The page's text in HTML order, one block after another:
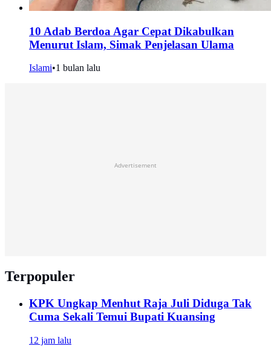
10 Adab Berdoa Agar Cepat Dikabulkan
Menurut Islam, Simak Penjelasan Ulama
Islami•1 bulan lalu
Advertisement
Terpopuler
KPK Ungkap Menhut Raja Juli Diduga Tak
Cuma Sekali Temui Bupati Kuansing
12 jam lalu